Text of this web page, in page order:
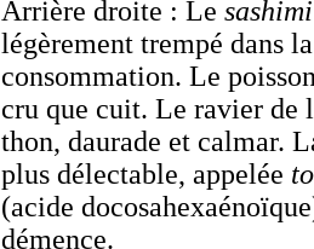
Arrière droite : Le sashimi
légèrement trempé dans
consommation. Le
cru que cuit. Le ravier de
thon, daurade et calmar.
plus délectable, appelée
(acide
démence.